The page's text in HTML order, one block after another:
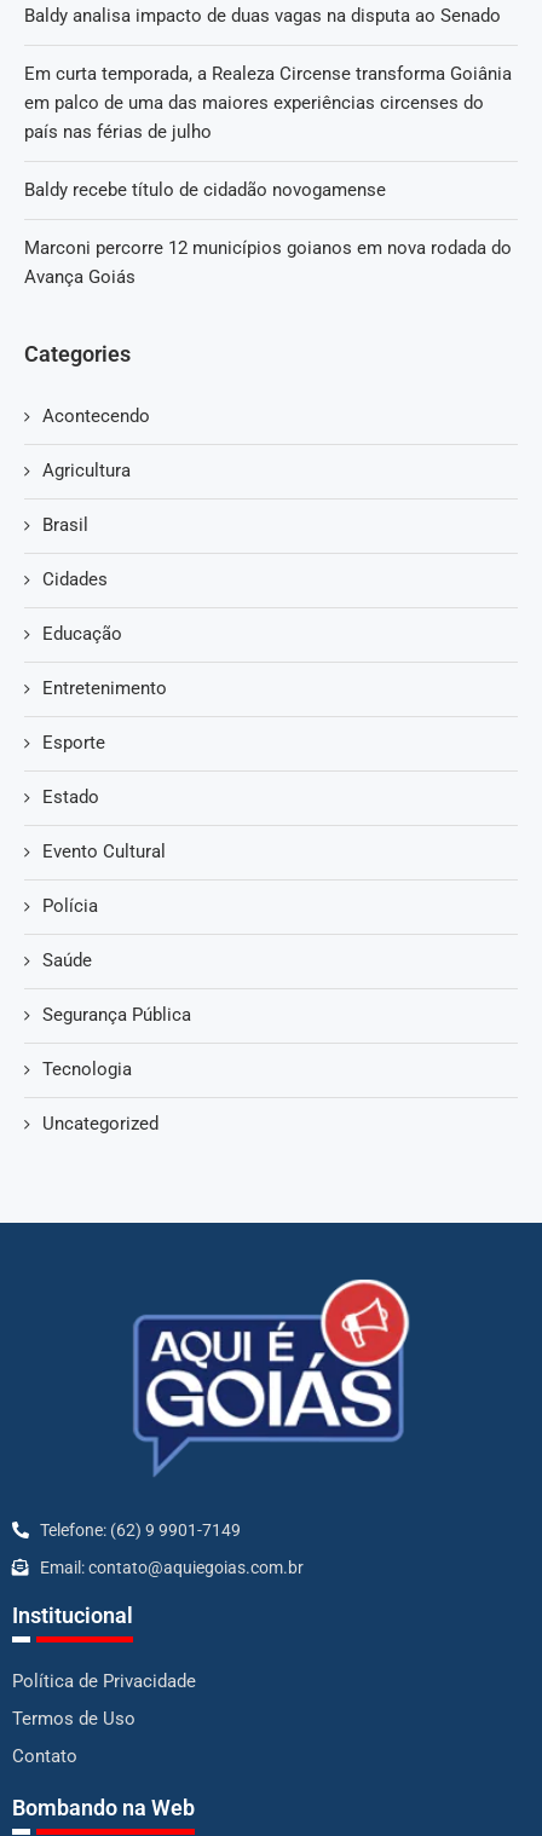
Baldy analisa impacto de duas vagas na disputa ao Senado
Em curta temporada, a Realeza Circense transforma Goiânia
em palco de uma das maiores experiências circenses do
país nas férias de julho
Baldy recebe título de cidadão novogamense
Marconi percorre 12 municípios goianos em nova rodada do
Avança Goiás
Categories
Acontecendo
Agricultura
Brasil
Cidades
Educação
Entretenimento
Esporte
Estado
Evento Cultural
Polícia
Saúde
Segurança Pública
Tecnologia
Uncategorized
Telefone: (62) 9 9901-7149
Email: contato@aquiegoias.com.br
Institucional
Política de Privacidade
Termos de Uso
Contato
Bombando na Web